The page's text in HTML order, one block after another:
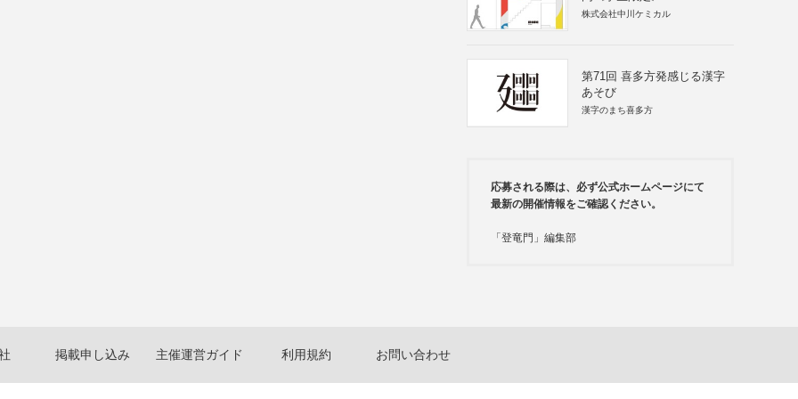
株式会社中川ケミカル
第71回 喜多方発感じる漢字
あそび
漢字のまち喜多方
応募される際は、必ず公式ホームページにて
最新の開催情報をご確認ください。
「登竜門」編集部
掲載申し込み 主催運営ガイド 利用規約 お問い合わせ